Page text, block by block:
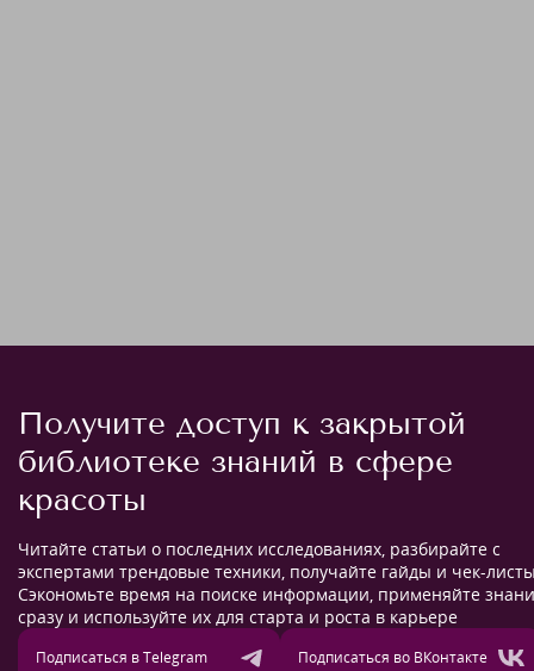
Получите доступ к закрытой
библиотеке знаний в сфере
красоты
Читайте статьи о последних исследованиях, разбирайте с
экспертами трендовые техники, получайте гайды и чек-
Сэкономьте время на поиске информации, применяйте
сразу и используйте их для старта и роста в карьере
Подписаться в Telegram Подписаться во ВКонтакте